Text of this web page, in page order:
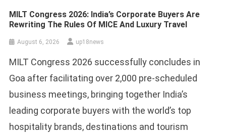
MILT Congress 2026: India’s Corporate Buyers Are
Rewriting The Rules Of MICE And Luxury Travel
August 6, 2026 up18news
MILT Congress 2026 successfully concludes in
Goa after facilitating over 2,000 pre-scheduled
business meetings, bringing together India’s
leading corporate buyers with the world’s top
hospitality brands, destinations and tourism